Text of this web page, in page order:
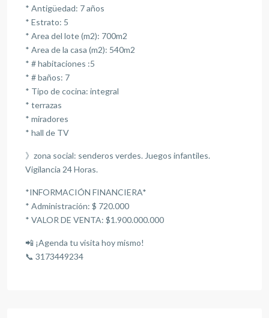
* Antigüedad: 7 años
* Estrato: 5
* Area del lote (m2): 700m2
* ⁠Area de la casa (m2): 540m2
* # habitaciones :5
* # baños: 7
* Tipo de cocina: integral
* terrazas
* ⁠miradores
* ⁠hall de TV
》zona social: senderos verdes. Juegos infantiles.
Vigilancia 24 Horas.
*INFORMACIÓN FINANCIERA*
* Administración: $ 720.000
* VALOR DE VENTA: $1.900.000.000
📲 ¡Agenda tu visita hoy mismo!
📞 3173449234